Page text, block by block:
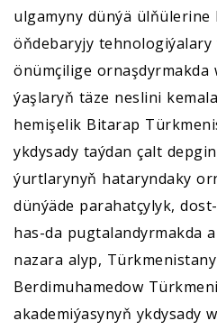
ulgamyny dünýä ülňülerine
öňdebaryjy tehnologiýalary
önümçilige ornaşdyrmakda
ýaşlaryň täze neslini
hemişelik Bitarap
ykdysady taýdan çalt
ýurtlarynyň hataryndaky
dünýäde parahatçylyk,
has-da pugtalandyrmakda
nazara alyp,
Berdimuhamedow
akademiýasynyň ykdysady